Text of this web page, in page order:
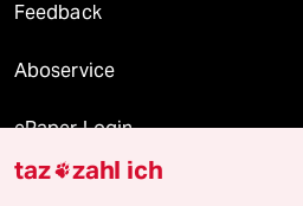
Feedback
Aboservice
ePaper Login
Downloads für Abonnierende
taz zahl ich